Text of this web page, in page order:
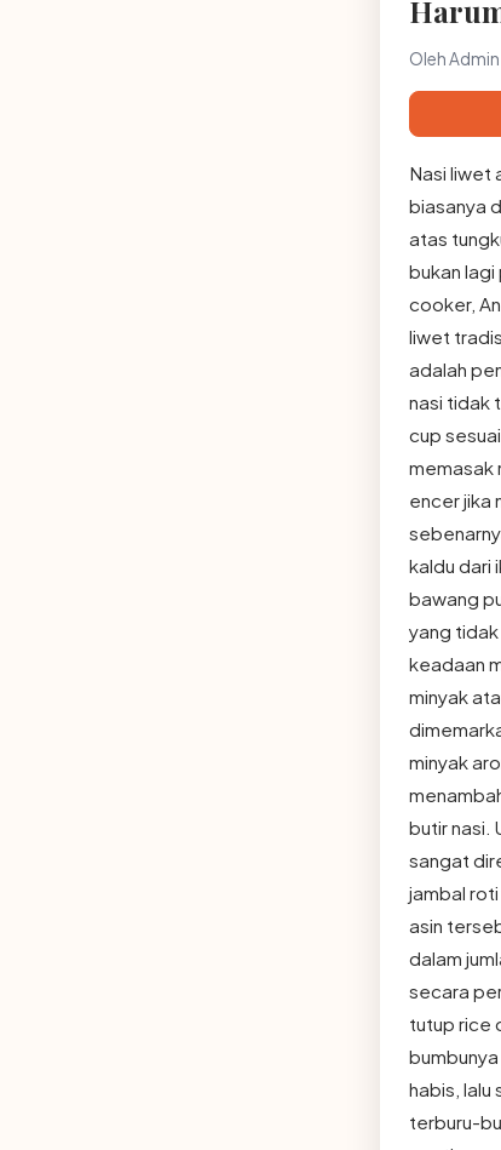
Oleh Admin
Nasi liwet
biasanya
atas
bukan
cooker,
liwet
adalah
nasi tidak
cup
memasak
encer jika
kaldu dari
bawang
yang
keadaan
minyak
minyak
butir nasi.
sangat
jambal
asin
dalam
secara
tutup rice
habis,
terburu-